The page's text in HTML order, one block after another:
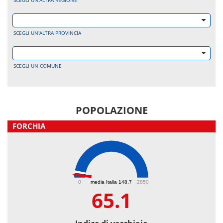
SCEGLI UN'ALTRA PROVINCIA
SCEGLI UN COMUNE
POPOLAZIONE
FORCHIA
media Italia 148.7
0 2850
65.1